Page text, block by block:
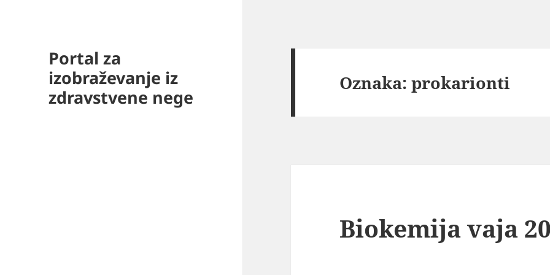
Portal za
izobraževanje iz
zdravstvene nege
Oznaka:prokarionti
Biokemija vaja